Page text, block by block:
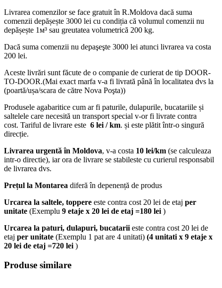
Livrarea comenzilor se face gratuit în R.Moldova dacă suma
comenzii depășește 3000 lei cu condiția că volumul comenzii nu
depășește 1м³ sau greutatea volumetrică 200 kg.
Dacă suma comenzii nu depaşeşte 3000 lei atunci livrarea va costa
200 lei.
Aceste livrări sunt făcute de o companie de curierat de tip DOOR-
TO-DOOR.(Mai exact marfa v-a fi livrată până în localitatea dvs la
(poartă/ușa/scara de către Nova Poşta))
Produsele agabaritice cum ar fi paturile, dulapurile, bucatariile și
saltelele care necesită un transport special v-or fi livrate contra
cost. Tariful de livrare este 6 lei / km. și este plătit într-o singură
direcție.
Livrarea urgentă în Moldova, v-a costa 10 lei/km (se calculeaza
intr-o directie), iar ora de livrare se stabileste cu curierul responsabil
de livrarea dvs.
Prețul la Montarea diferă în depenență de produs
Urcarea la saltele, toppere este contra cost 20 lei de etaj per
unitate (Exemplu 9 etaje x 20 lei de etaj =180 lei )
Urcarea la paturi, dulapuri, bucatarii este contra cost 20 lei de
etaj per unitate (Exemplu 1 pat are 4 unitati) (4 unitati x 9 etaje x
20 lei de etaj =720 lei )
Produse similare